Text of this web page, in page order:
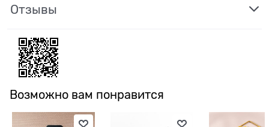
Отзывы
Возможно вам понравится